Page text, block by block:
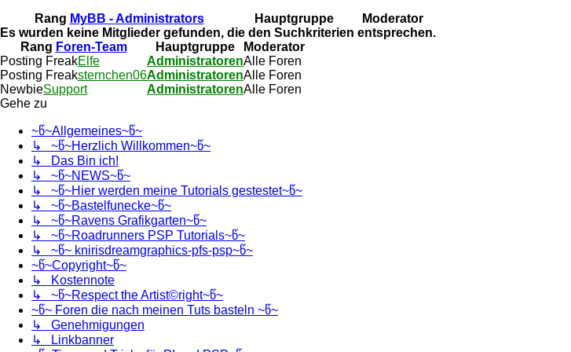
Rang MyBB - Administrators Hauptgruppe
Moderator
Es wurden keine Mitglieder gefunden, die den Suchkriterien entsprechen.
Rang Foren-Team Hauptgruppe
Moderator
Posting FreakElfe AdministratorenAlle Foren
Posting Freaksternchen06AdministratorenAlle Foren
NewbieSupport AdministratorenAlle Foren
Gehe zu
~წ~Allgemeines~წ~
↳ ~წ~Herzlich Willkommen~წ~
↳ Das Bin ich!
↳ ~წ~NEWS~წ~
↳ ~წ~Hier werden meine Tutorials gestestet~წ~
↳ ~წ~Bastelfunecke~წ~
↳ ~წ~Ravens Grafikgarten~წ~
↳ ~წ~Roadrunners PSP Tutorials~წ~
↳ ~წ~ knirisdreamgraphics-pfs-psp~წ~
~წ~Copyright~წ~
↳ Kostennote
↳ ~წ~Respect the Artist©right~წ~
~წ~ Foren die nach meinen Tuts basteln ~წ~
↳ Genehmigungen
↳ Linkbanner